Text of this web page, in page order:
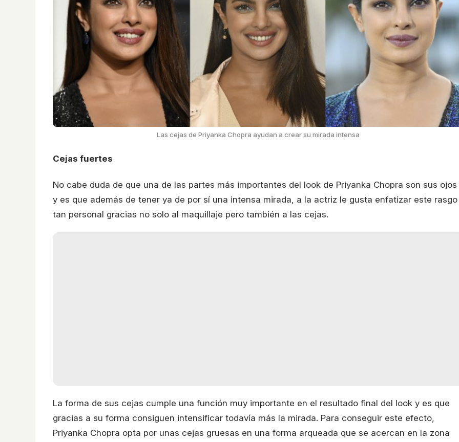
Las cejas de Priyanka Chopra ayudan a crear su mirada intensa
Cejas fuertes
No cabe duda de que una de las partes más importantes del look de Priyanka Chopra son sus ojos
y es que además de tener ya de por sí una intensa mirada, a la actriz le gusta enfatizar este rasgo
tan personal gracias no solo al maquillaje pero también a las cejas.
La forma de sus cejas cumple una función muy importante en el resultado final del look y es que
gracias a su forma consiguen intensificar todavía más la mirada. Para conseguir este efecto,
Priyanka Chopra opta por unas cejas gruesas en una forma arqueada que se acercan en la zona